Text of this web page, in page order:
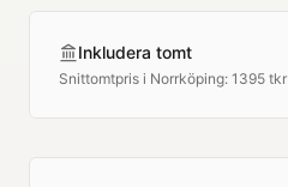
Inkludera tomt
Snittomtpris i Norrköping: 1395 tkr